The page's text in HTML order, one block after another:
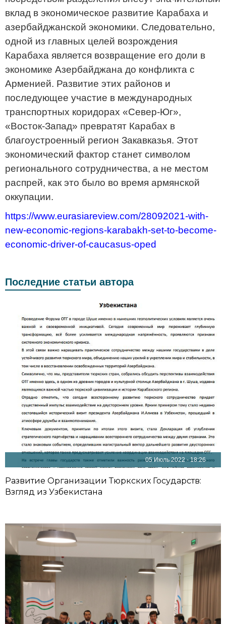
вклад в экономическое развитие Карабаха и
азербайджанской экономики. Следовательно,
одной из главных целей возрождения
Карабаха является возвращение его доли в
экономике Азербайджана до конфликта с
Арменией. Развитие этих районов и
последующее участие в международных
транспортных коридорах «Север-Юг»,
«Восток-Запад» превратят Карабах в
благоустроенный регион Закавказья. Этот
экономический фактор станет символом
регионального сотрудничества, а не местом
распрей, как это было во время армянской
оккупации.
https://www.eurasiareview.com/28092021-with-
new-economic-regions-karabakh-set-to-become-
economic-driver-of-caucasus-oped
Последние статьи автора
05 Июль 2022 - 18:26
Развитие Организации Тюркских Государств:
Взгляд из Узбекистана